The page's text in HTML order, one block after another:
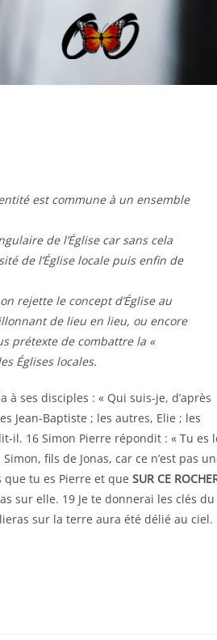
est commune à un ensemble
de l’Église car sans cela
de l’Église locale puis enfin de
rejette le concept d’Église au
de lieu en lieu, ou encore
prétexte de combattre la «
Églises locales.
ses disciples : « Qui suis-je, d’après
Jean-Baptiste ; les autres, Elie ; les
il. 16 Simon Pierre répondit : « Tu es
fils de Jonas, car ce n’est pas
que tu es Pierre et que SUR CE
sur elle. 19 Je te donnerai les clés du
sur la terre aura été délié au ciel.